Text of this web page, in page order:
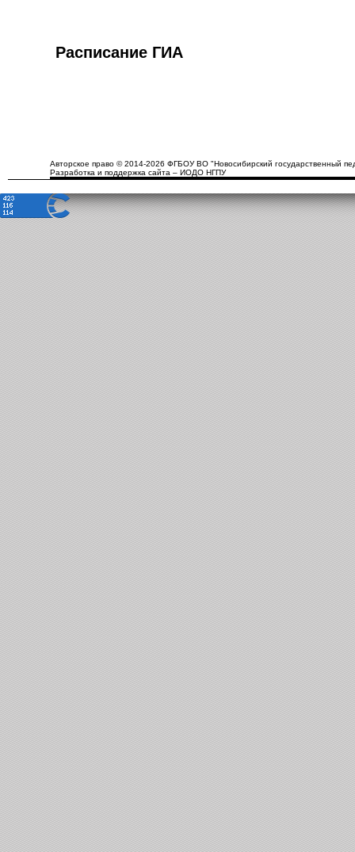
Расписание ГИА
Авторское право © 2014-2026 ФГБОУ ВО "Новосибирский государственный
Разработка и поддержка сайта – ИОДО НГПУ